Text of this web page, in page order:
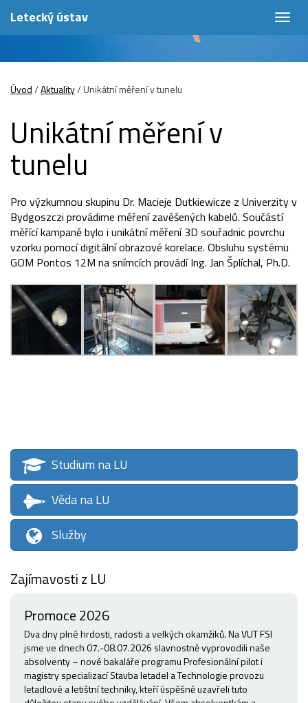
Letecký ústav
Úvod/Aktuality/Unikátní měření v tunelu
Unikátní měření v
tunelu
Pro výzkumnou skupinu Dr. Macieje Dutkiewicze z Univerzity v
Bydgoszczi provádime měření zavěšených kabelů. Součástí
měřící kampaně bylo i unikátní měření 3D souřadnic povrchu
vzorku pomocí digitální obrazové korelace. Obsluhu systému
GOM Pontos 12M na snímcích provádí Ing. Jan Šplíchal, Ph.D.
Studium na LU
Věda na LU
Služby
Zajímavosti z LU
Promoce 2026
Dva dny plné hrdosti, radosti a velkých okamžiků. Na VUT FSI
jsme ve dnech 07.-08.07.2026 slavnostně vyprovodili naše
absolventy – nové bakaláře programu Profesionální pilot i
magistry specializací Stavba letadel a Technologie provozu
letadlové a letištní techniky, kteří úspěšně uzavřeli tuto